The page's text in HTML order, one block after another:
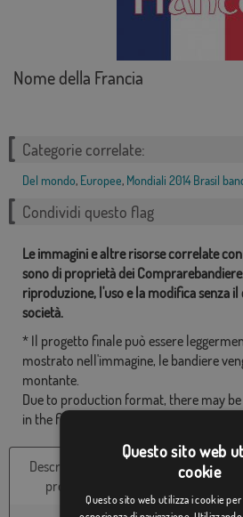
Nome della Francia
Categorie correlate:
Del mondo, Europee, Mondiali 2014 Brasil
Condividi questo flag
Le immagini e altre risorse correlate
sono di proprietà dei
riproduzione, l'uso e la modifica senza
società.
* Il progetto finale può essere
mostrato nell'immagine, le bandiere
montante.
Due to production format, there may
in the final dimensions and color tones.
Descrizione del
prodotto
Caratteristiche
Questo sito web
cookie
Questo sito web utilizza i cookie